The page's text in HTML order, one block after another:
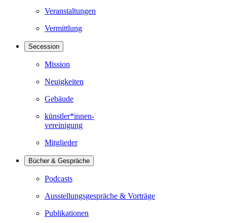
Veranstaltungen
Vermittlung
Secession
Mission
Neuigkeiten
Gebäude
künstler*innen-
vereinigung
Mitglieder
Bücher & Gespräche
Podcasts
Ausstellungsgespräche & Vorträge
Publikationen